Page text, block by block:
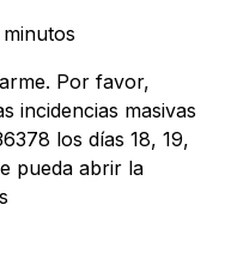
Por favor,
incidencias masivas
los días 18, 19,
pueda abrir la